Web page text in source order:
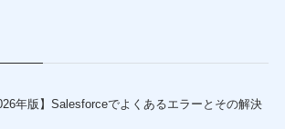
年版】Salesforceでよくあるエラーとその解決